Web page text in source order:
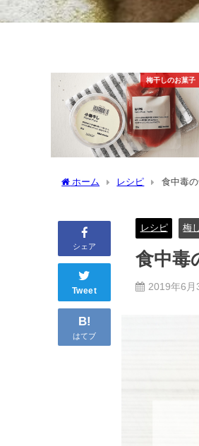
梅干しのお菓子
ホーム レシピ 食中毒
シェア
Tweet
B!
はてブ
レシピ 梅
食中毒
2019年6月